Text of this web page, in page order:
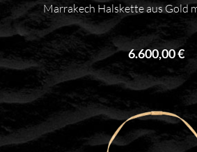
Marrakech Halskette aus Gold
6.600,00 €